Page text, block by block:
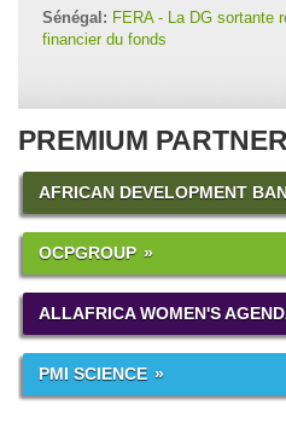
Sénégal: FERA - La DG sortante
financier du fonds
PREMIUM
AFRICAN DEVELOPMENT
OCPGROUP
ALLAFRICA WOMEN'S
PMI SCIENCE